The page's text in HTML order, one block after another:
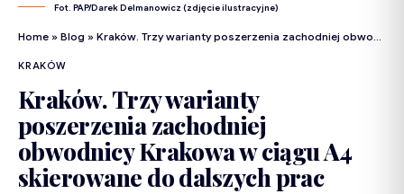
Fot. PAP/Darek Delmanowicz (zdjęcie ilustracyjne)
Home » Blog » Kraków. Trzy warianty poszerzenia zachodniej obwodnicy Krakowa w ciągu A4 skierowane do dalszych prac
KRAKÓW
Kraków. Trzy warianty
poszerzenia zachodniej
obwodnicy Krakowa w ciągu A4
skierowane do dalszych prac